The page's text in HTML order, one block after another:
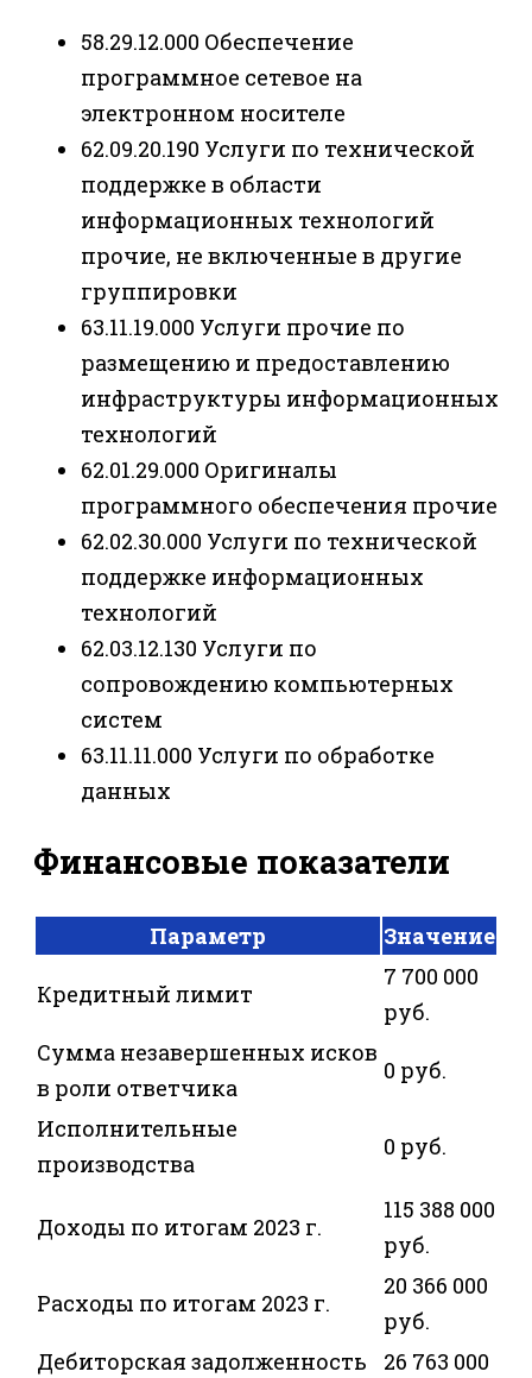
58.29.12.000 Обеспечение
программное сетевое на
электронном носителе
62.09.20.190 Услуги по технической
поддержке в области
информационных технологий
прочие, не включенные в другие
группировки
63.11.19.000 Услуги прочие по
размещению и предоставлению
инфраструктуры информационных
технологий
62.01.29.000 Оригиналы
программного обеспечения прочие
62.02.30.000 Услуги по технической
поддержке информационных
технологий
62.03.12.130 Услуги по
сопровождению компьютерных
систем
63.11.11.000 Услуги по обработке
данных
Финансовые показатели
Параметр Значение
Кредитный лимит
7 700 000
руб.
Сумма незавершенных исков
в роли ответчика
0 руб.
Исполнительные
производства
0 руб.
Доходы по итогам 2023 г.
115 388 000
руб.
Расходы по итогам 2023 г.
20 366 000
руб.
Дебиторская задолженность
26 763 000